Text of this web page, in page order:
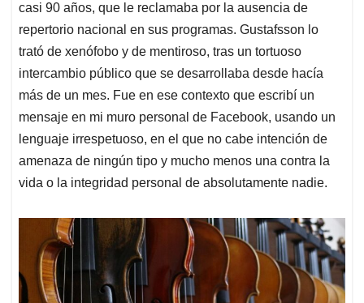
casi 90 años, que le reclamaba por la ausencia de
repertorio nacional en sus programas. Gustafsson lo
trató de xenófobo y de mentiroso, tras un tortuoso
intercambio público que se desarrollaba desde hacía
más de un mes. Fue en ese contexto que escribí un
mensaje en mi muro personal de Facebook, usando un
lenguaje irrespetuoso, en el que no cabe intención de
amenaza de ningún tipo y mucho menos una contra la
vida o la integridad personal de absolutamente nadie.